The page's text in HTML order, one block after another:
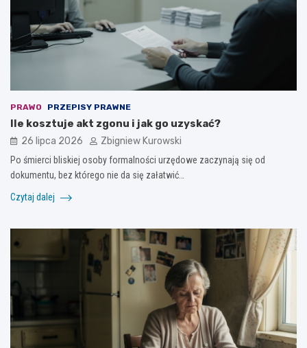
PRAWO PRZEPISY PRAWNE
Ile kosztuje akt zgonu i jak go uzyskać?
26 lipca 2026 Zbigniew Kurowski
Po śmierci bliskiej osoby formalności urzędowe zaczynają się od
dokumentu, bez którego nie da się załatwić…
Czytaj dalej